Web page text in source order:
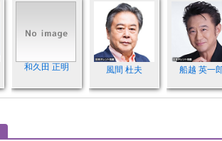
和久田 正明 風間 杜夫 船越 英一